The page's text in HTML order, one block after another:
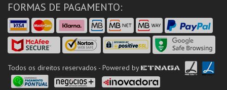
FORMAS DE PAGAMENTO:
Todos os direitos reservados - Powered by ETNAGA